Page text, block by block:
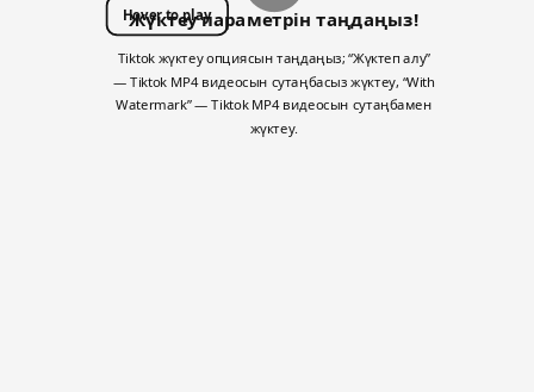
Hover to play
Жүктеу параметрін таңдаңыз!
Tiktok жүктеу опциясын таңдаңыз; “Жүктеп алу”
— Tiktok MP4 видеосын сутаңбасыз жүктеу, “With
Watermark” — Tiktok MP4 видеосын сутаңбамен
жүктеу.